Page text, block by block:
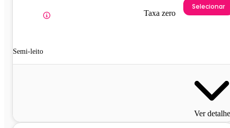
Semi-leito
Taxa zero
Selecionar
Ver